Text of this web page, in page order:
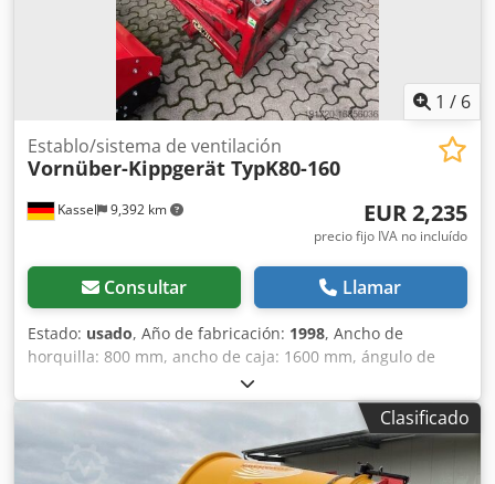
1 / 6
Kassel 9,392 km
Establo/sistema de ventilación
Vornüber-Kippgerät TypK80-160
EUR 2,235
precio fijo IVA no incluído
Consultar Llamar
Estado: usado, Año de fabricación: 1998, Ancho de
horquilla: 800 mm, ancho de caja: 1600 mm, ángulo de
inclinación: 135 grados Cedpjucp Ufjfx Adyeha
Clasificado